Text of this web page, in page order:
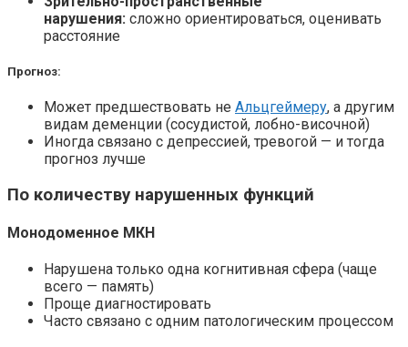
нарушения: сложно ориентироваться, оценивать
расстояние
Прогноз:
Может предшествовать не Альцгеймеру, а другим
видам деменции (сосудистой, лобно-височной)
Иногда связано с депрессией, тревогой — и тогда
прогноз лучше
По количеству нарушенных функций
Монодоменное МКН
Нарушена только одна когнитивная сфера (чаще
всего — память)
Проще диагностировать
Часто связано с одним патологическим процессом